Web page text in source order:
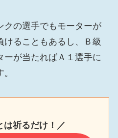
クの選手でもモーターが
けることもあるし、Ｂ級
ーが当たればＡ１選手に
は祈るだけ！／